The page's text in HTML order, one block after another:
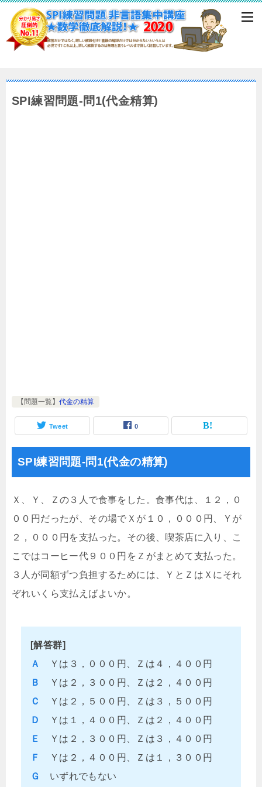
SPI練習問題-問1(代金精算)
【問題一覧】 代金の精算
Tweet 0
SPI練習問題-問1(代金の精算)
Ｘ、Ｙ、Ｚの３人で食事をした。食事代は、１２，０
００円だったが、その場でＸが１０，０００円、Ｙが
２，０００円を支払った。その後、喫茶店に入り、こ
こではコーヒー代９００円をＺがまとめて支払った。
３人が同額ずつ負担するためには、ＹとＺはＸにそれ
ぞれいくら支払えばよいか。
[解答群]
Ａ
Ｙは３，０００円、Ｚは４，４００円
Ｂ
Ｙは２，３００円、Ｚは２，４００円
Ｃ
Ｙは２，５００円、Ｚは３，５００円
Ｄ
Ｙは１，４００円、Ｚは２，４００円
Ｅ
Ｙは２，３００円、Ｚは３，４００円
Ｆ
Ｙは２，４００円、Ｚは１，３００円
Ｇ
いずれでもない